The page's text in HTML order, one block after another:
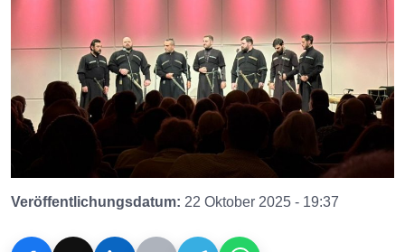
Veröffentlichungsdatum: 22 Oktober 2025 - 19:37